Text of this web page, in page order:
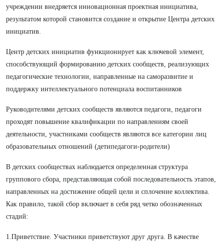
учреждении внедряется инновационная проектная инициатива,
результатом которой становится создание и открытие Центра детских
инициатив.
Центр детских инициатив функционирует как ключевой элемент,
способствующий формированию детских сообществ, реализующих
педагогические технологии, направленные на саморазвитие и
поддержку интеллектуального потенциала воспитанников
Руководителями детских сообществ являются педагоги, педагоги
проходят повышение квалификации по направлениям своей
деятельности, участниками сообществ являются все категории лиц
образовательных отношений (детипедагоги-родители)
В детских сообществах наблюдается определенная структура
группового сбора, представляющая собой последовательность этапов,
направленных на достижение общей цели и сплочение коллектива.
Как правило, такой сбор включает в себя ряд четко обозначенных
стадий:
1.Приветствие. Участники приветствуют друг друга. В качестве